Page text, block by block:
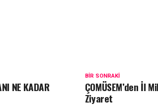
BIR SONRAKI
ÇOMÜSEM’den İl
Ziyaret
NE KADAR